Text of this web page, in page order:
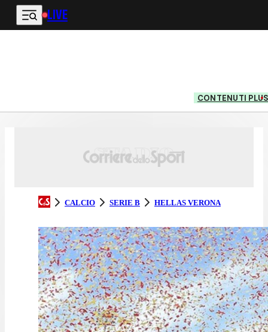
Vai al contenuto principale
LIVE
CONTENUTI
CALCIO SERIE B HELLAS VERONA